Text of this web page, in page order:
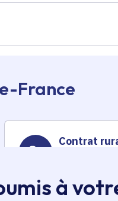
à
France
Contrat
artisanale
Territoire ,